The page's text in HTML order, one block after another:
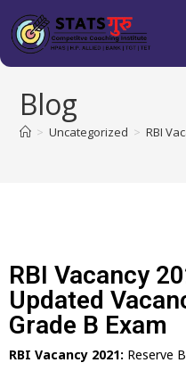
Blog
> Uncategorized > RBI
RBI Vacancy
Updated
Grade B Exam
RBI Vacancy 2021: Reserve